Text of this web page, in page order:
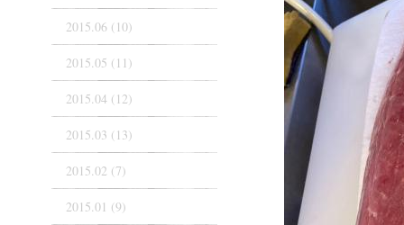
2015.06 (10)
2015.05 (11)
2015.04 (12)
2015.03 (13)
2015.02 (7)
2015.01 (9)